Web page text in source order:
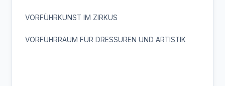
VORFÜHRKUNST IM ZIRKUS
VORFÜHRRAUM FÜR DRESSUREN UND ARTISTIK